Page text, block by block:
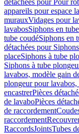
détachées pour Pour
appareils pour espace
murauxVidages pour
lavabosSiphons en
tube coudéSiphons en
détachées pour
placeSiphons à tube
Siphons à tube
lavabos, modèle gain
plongeur pour
encastrerPièces
de lavaboPièces
de raccordement
raccordement
RaccordsJointsTubes